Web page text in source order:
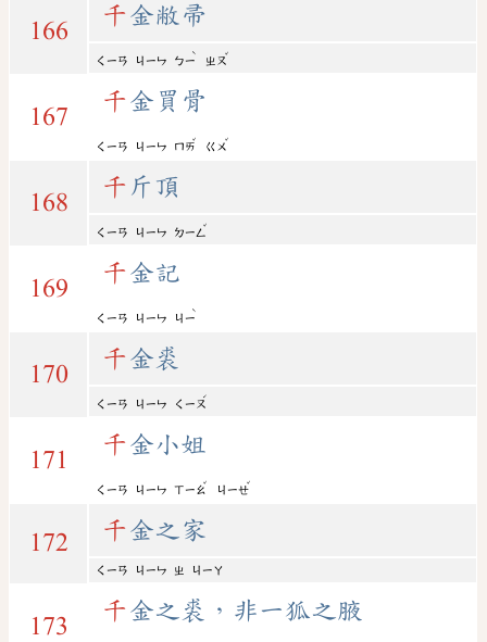
166
千金敝帚
ㄑㄧㄢ ㄐㄧㄣ ㄅㄧ
ˋ
ㄓㄡ
ˇ
167
千金買骨
ㄑㄧㄢ ㄐㄧㄣ ㄇㄞ
ˇ
ㄍㄨ
ˇ
168
千 斤頂
ㄑㄧㄢ ㄐㄧㄣ ㄉㄧㄥ
ˇ
169
千金記
ㄑㄧㄢ ㄐㄧㄣ ㄐㄧ
ˋ
170
千金裘
ㄑㄧㄢ ㄐㄧㄣ ㄑㄧㄡ
ˊ
171
千金小姐
ㄑㄧㄢ ㄐㄧㄣ ㄒㄧㄠ
ˇ
ㄐㄧㄝ
ˇ
172 千金之家
ㄑㄧㄢ ㄐㄧㄣ ㄓ ㄐㄧㄚ
173
千金之裘，非一狐之腋